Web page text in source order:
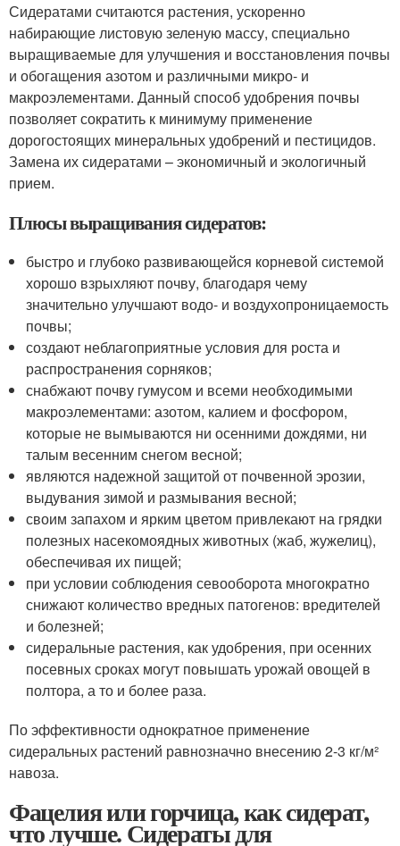
Сидератами считаются растения, ускоренно
набирающие листовую зеленую массу, специально
выращиваемые для улучшения и восстановления почвы
и обогащения азотом и различными микро- и
макроэлементами. Данный способ удобрения почвы
позволяет сократить к минимуму применение
дорогостоящих минеральных удобрений и пестицидов.
Замена их сидератами – экономичный и экологичный
прием.
Плюсы выращивания сидератов:
быстро и глубоко развивающейся корневой системой
хорошо взрыхляют почву, благодаря чему
значительно улучшают водо- и воздухопроницаемость
почвы;
создают неблагоприятные условия для роста и
распространения сорняков;
снабжают почву гумусом и всеми необходимыми
макроэлементами: азотом, калием и фосфором,
которые не вымываются ни осенними дождями, ни
талым весенним снегом весной;
являются надежной защитой от почвенной эрозии,
выдувания зимой и размывания весной;
своим запахом и ярким цветом привлекают на грядки
полезных насекомоядных животных (жаб, жужелиц),
обеспечивая их пищей;
при условии соблюдения севооборота многократно
снижают количество вредных патогенов: вредителей
и болезней;
сидеральные растения, как удобрения, при осенних
посевных сроках могут повышать урожай овощей в
полтора, а то и более раза.
По эффективности однократное применение
сидеральных растений равнозначно внесению 2-3 кг/м²
навоза.
Фацелия или горчица, как сидерат,
что лучше. Сидераты для